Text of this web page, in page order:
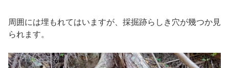
周囲には埋もれてはいますが、採掘跡らしき穴が幾つか見
られます。